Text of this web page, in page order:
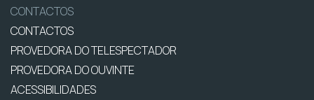
CONTACTOS
CONTACTOS
PROVEDORA DO TELESPECTADOR
PROVEDORA DO OUVINTE
ACESSIBILIDADES